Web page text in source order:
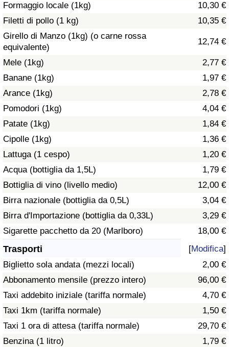
Formaggio locale (1kg)
10,30 €
Filetti di pollo (1 kg)
10,35 €
Girello di Manzo (1kg) (o carne rossa
equivalente)
12,74 €
Mele (1kg)
2,77 €
Banane (1kg)
1,97 €
Arance (1kg)
2,78 €
Pomodori (1kg)
4,04 €
Patate (1kg)
1,84 €
Cipolle (1kg)
1,36 €
Lattuga (1 cespo)
1,20 €
Acqua (bottiglia da 1,5L)
1,79 €
Bottiglia di vino (livello medio)
12,00 €
Birra nazionale (bottiglia da 0,5L)
3,04 €
Birra d'Importazione (bottiglia da 0,33L)
3,29 €
Sigarette pacchetto da 20 (Marlboro)
18,00 €
Trasporti [Modifica]
Biglietto sola andata (mezzi locali)
2,00 €
Abbonamento mensile (prezzo intero)
96,00 €
Taxi addebito iniziale (tariffa normale)
4,70 €
Taxi 1km (tariffa normale)
1,50 €
Taxi 1 ora di attesa (tariffa normale)
29,70 €
Benzina (1 litro)
1,79 €
Indice dell’Assistenza Sanitaria per
Nazione
Inquinamento
Indice dell’Inquinamento (Corrente)
Indice di inquinamento
Indice dell’Inquinamento per Nazione
Traffico
Indice del Traffico
Indice del traffico (Corrente)
Indice del traffico per Nazione